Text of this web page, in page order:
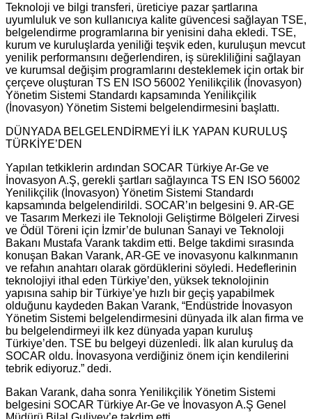
Teknoloji ve bilgi transferi, üreticiye pazar şartlarına
uyumluluk ve son kullanıcıya kalite güvencesi sağlayan TSE,
belgelendirme programlarına bir yenisini daha ekledi. TSE,
kurum ve kuruluşlarda yeniliği teşvik eden, kuruluşun mevcut
yenilik performansını değerlendiren, iş sürekliliğini sağlayan
ve kurumsal değişim programlarını desteklemek için ortak bir
çerçeve oluşturan TS EN ISO 56002 Yenilikçilik (İnovasyon)
Yönetim Sistemi Standardı kapsamında Yenilikçilik
(İnovasyon) Yönetim Sistemi belgelendirmesini başlattı.
DÜNYADA BELGELENDİRMEYİ İLK YAPAN KURULUŞ
TÜRKİYE’DEN
Yapılan tetkiklerin ardından SOCAR Türkiye Ar-Ge ve
İnovasyon A.Ş, gerekli şartları sağlayınca TS EN ISO 56002
Yenilikçilik (İnovasyon) Yönetim Sistemi Standardı
kapsamında belgelendirildi. SOCAR’ın belgesini 9. AR-GE
ve Tasarım Merkezi ile Teknoloji Geliştirme Bölgeleri Zirvesi
ve Ödül Töreni için İzmir’de bulunan Sanayi ve Teknoloji
Bakanı Mustafa Varank takdim etti. Belge takdimi sırasında
konuşan Bakan Varank, AR-GE ve inovasyonu kalkınmanın
ve refahın anahtarı olarak gördüklerini söyledi. Hedeflerinin
teknolojiyi ithal eden Türkiye’den, yüksek teknolojinin
yapısına sahip bir Türkiye’ye hızlı bir geçiş yapabilmek
olduğunu kaydeden Bakan Varank, “Endüstride İnovasyon
Yönetim Sistemi belgelendirmesini dünyada ilk alan firma ve
bu belgelendirmeyi ilk kez dünyada yapan kuruluş
Türkiye’den. TSE bu belgeyi düzenledi. İlk alan kuruluş da
SOCAR oldu. İnovasyona verdiğiniz önem için kendilerini
tebrik ediyoruz.” dedi.
Bakan Varank, daha sonra Yenilikçilik Yönetim Sistemi
belgesini SOCAR Türkiye Ar-Ge ve İnovasyon A.Ş Genel